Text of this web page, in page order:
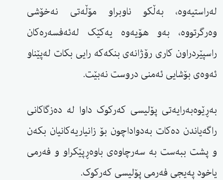
لەراستیەوە، بەڵکو ناوبراو مۆڵەتی نەخۆشی
وەرگرتووە، بەو هۆیەوە یەکێک لەئەفسەرەکان
راسپێردراون کاری رۆژانەی بنکەکە رایی بکات لەپێناو
ئەوەی بۆشایی ئەمنی دروست نەبێت.
بەڕێوەبەرایەتی پۆلیسی کەرکوک داوا لە دەزگاکانی
راگەیاندن دەکات بەدواداچون بۆ زانیاریەکانیان بکەن
و پشت ببەست بە سەرچاوەی باوەڕپێکراو و فەرمی
یاخود پەیجی فەرمی پۆلیسی کەرکوک.